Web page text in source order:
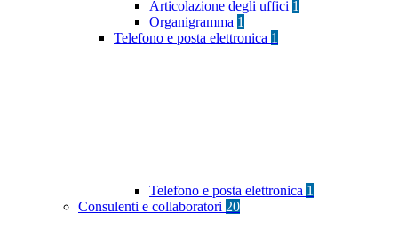
Articolazione degli uffici 1
Organigramma 1
Telefono e posta elettronica 1
Telefono e posta elettronica 1
Consulenti e collaboratori 20